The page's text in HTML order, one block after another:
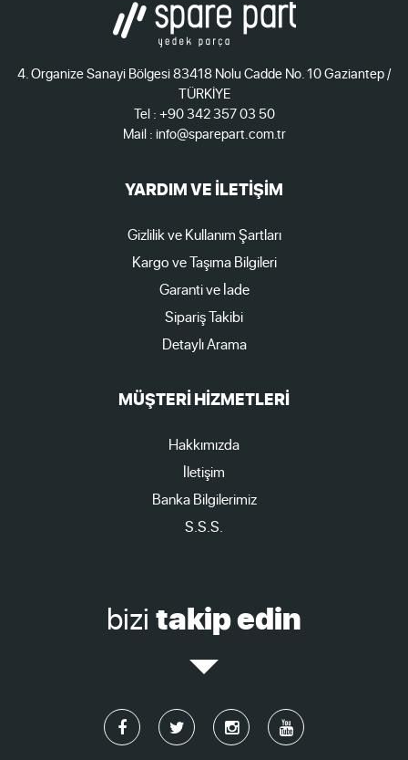
4. Organize Sanayi Bölgesi 83418 Nolu Cadde No. 10 Gaziantep /
TÜRKİYE
Tel : +90 342 357 03 50
Mail : info@sparepart.com.tr
YARDIM VE İLETİŞİM
Gizlilik ve Kullanım Şartları
Kargo ve Taşıma Bilgileri
Garanti ve İade
Sipariş Takibi
Detaylı Arama
MÜŞTERİ HİZMETLERİ
Hakkımızda
İletişim
Banka Bilgilerimiz
S.S.S.
bizitakip edin